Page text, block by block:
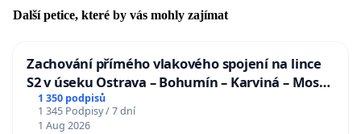
Další petice, které by vás mohly zajímat
Zachování přímého vlakového spojení na lince
S2 v úseku Ostrava – Bohumín – Karviná – Mosty
u Jablunkova
1 350 podpisů
1 345 Podpisy / 7 dní
1 Aug 2026